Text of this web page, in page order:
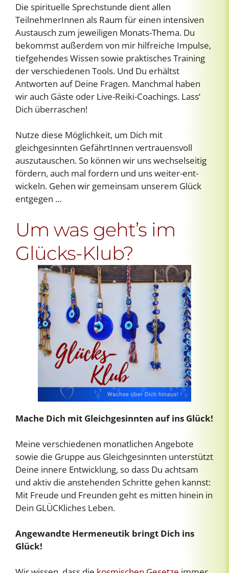
Die spirituelle Sprechstunde dient allen
TeilnehmerInnen als Raum für einen intensiven
Austausch zum jeweiligen Monats-Thema. Du
bekommst außerdem von mir hilfreiche Impulse,
tiefgehendes Wissen sowie praktisches Training
der verschiedenen Tools. Und Du erhältst
Antworten auf Deine Fragen. Manchmal haben
wir auch Gäste oder Live-Reiki-Coachings. Lass‘
Dich überraschen!
Nutze diese Möglichkeit, um Dich mit
gleichgesinnten GefährtInnen vertrauensvoll
auszutauschen. So können wir uns wechselseitig
fördern, auch mal fordern und uns weiter-ent-
wickeln. Gehen wir gemeinsam unserem Glück
entgegen …
Um was geht’s im
Glücks-Klub?
Mache Dich mit Gleichgesinnten auf ins Glück!
Meine verschiedenen monatlichen Angebote
sowie die Gruppe aus Gleichgesinnten unterstützt
Deine innere Entwicklung, so dass Du achtsam
und aktiv die anstehenden Schritte gehen kannst:
Mit Freude und Freunden geht es mitten hinein in
Dein GLÜCKliches Leben.
Angewandte Hermeneutik bringt Dich ins
Glück!